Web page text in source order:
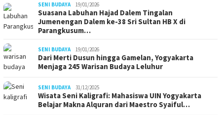
SENI BUDAYA 19/01/2026
Suasana Labuhan Hajad Dalem Tingalan
Jumenengan Dalem ke-38 Sri Sultan HB X di
Parangkusum…
SENI BUDAYA 19/01/2026
Dari Merti Dusun hingga Gamelan, Yogyakarta
Menjaga 245 Warisan Budaya Leluhur
SENI BUDAYA 31/12/2025
Wisata Seni Kaligrafi: Mahasiswa UIN Yogyakarta
Belajar Makna Alquran dari Maestro Syaiful…